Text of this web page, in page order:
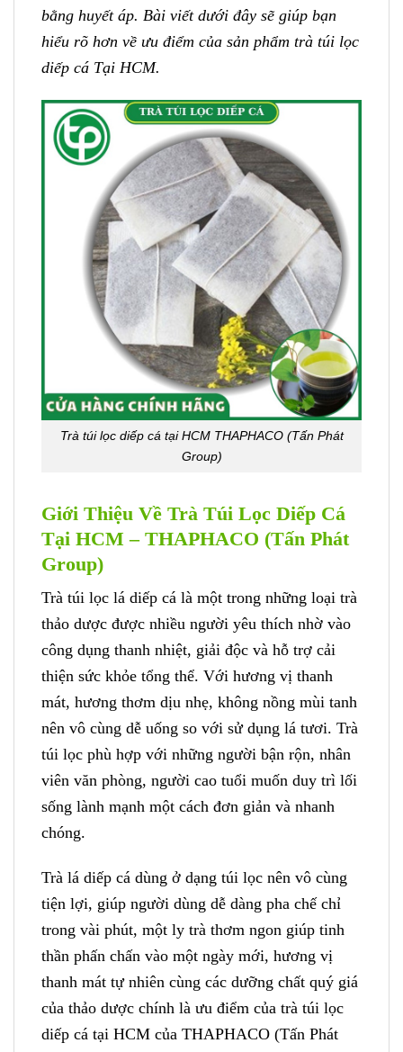
bằng huyết áp. Bài viết dưới đây sẽ giúp bạn
hiểu rõ hơn về ưu điểm của sản phẩm trà túi lọc
diếp cá Tại HCM.
Trà túi lọc diếp cá tại HCM THAPHACO (Tấn Phát
Group)
Giới Thiệu Về Trà Túi Lọc Diếp Cá
Tại HCM – THAPHACO (Tấn Phát
Group)
Trà túi lọc lá diếp cá là một trong những loại trà
thảo dược được nhiều người yêu thích nhờ vào
công dụng thanh nhiệt, giải độc và hỗ trợ cải
thiện sức khỏe tổng thể. Với hương vị thanh
mát, hương thơm dịu nhẹ, không nồng mùi tanh
nên vô cùng dễ uống so với sử dụng lá tươi. Trà
túi lọc phù hợp với những người bận rộn, nhân
viên văn phòng, người cao tuổi muốn duy trì lối
sống lành mạnh một cách đơn giản và nhanh
chóng.
Trà lá diếp cá dùng ở dạng túi lọc nên vô cùng
tiện lợi, giúp người dùng dễ dàng pha chế chỉ
trong vài phút, một ly trà thơm ngon giúp tinh
thần phấn chấn vào một ngày mới, hương vị
thanh mát tự nhiên cùng các dưỡng chất quý giá
của thảo dược chính là ưu điểm của trà túi lọc
diếp cá tại HCM của THAPHACO (Tấn Phát